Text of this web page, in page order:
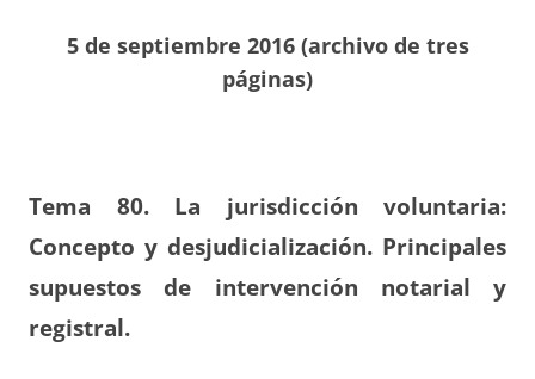
5 de septiembre 2016 (archivo de tres
páginas)
Tema 80. La jurisdicción voluntaria:
Concepto y desjudicialización. Principales
supuestos de intervención notarial y
registral.